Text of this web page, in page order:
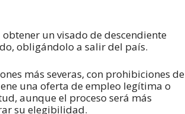
un visado de descendiente
obligándolo a salir del país.
más severas, con prohibiciones de
una oferta de empleo legítima o
aunque el proceso será más
su elegibilidad.